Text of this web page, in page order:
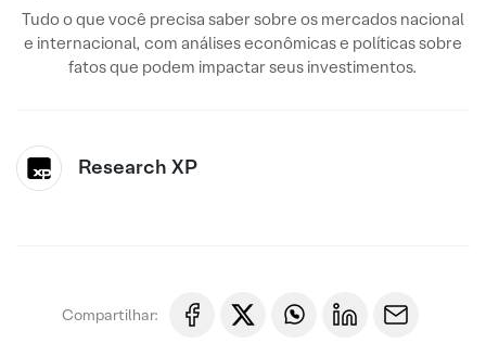
Tudo o que você precisa saber sobre os mercados nacional
e internacional, com análises econômicas e políticas sobre
fatos que podem impactar seus investimentos.
Research XP
Compartilhar: